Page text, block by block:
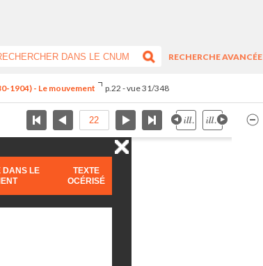
RECHERCHE AVANCÉE
1904) - Le mouvement p.22 - vue 31/348
DANS LE
TEXTE
OCÉRISÉ